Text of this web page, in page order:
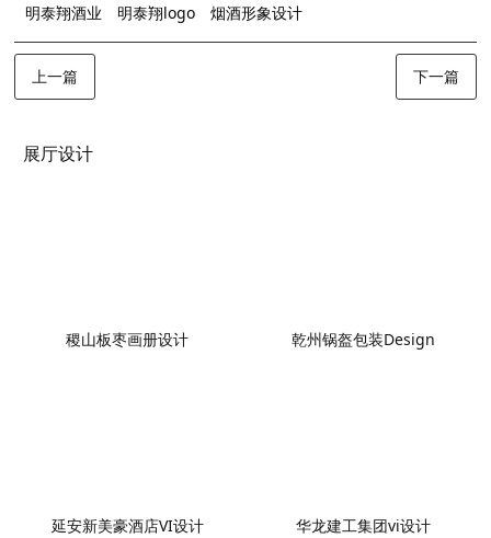
明泰翔酒业
明泰翔logo 烟酒形象设计
上一篇 下一篇
展厅设计
稷山板枣画册设计 乾州锅盔包装Design
延安新美豪酒店VI设计 华龙建工集团vi设计